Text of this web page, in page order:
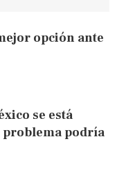
opción ante
se está
problema podría